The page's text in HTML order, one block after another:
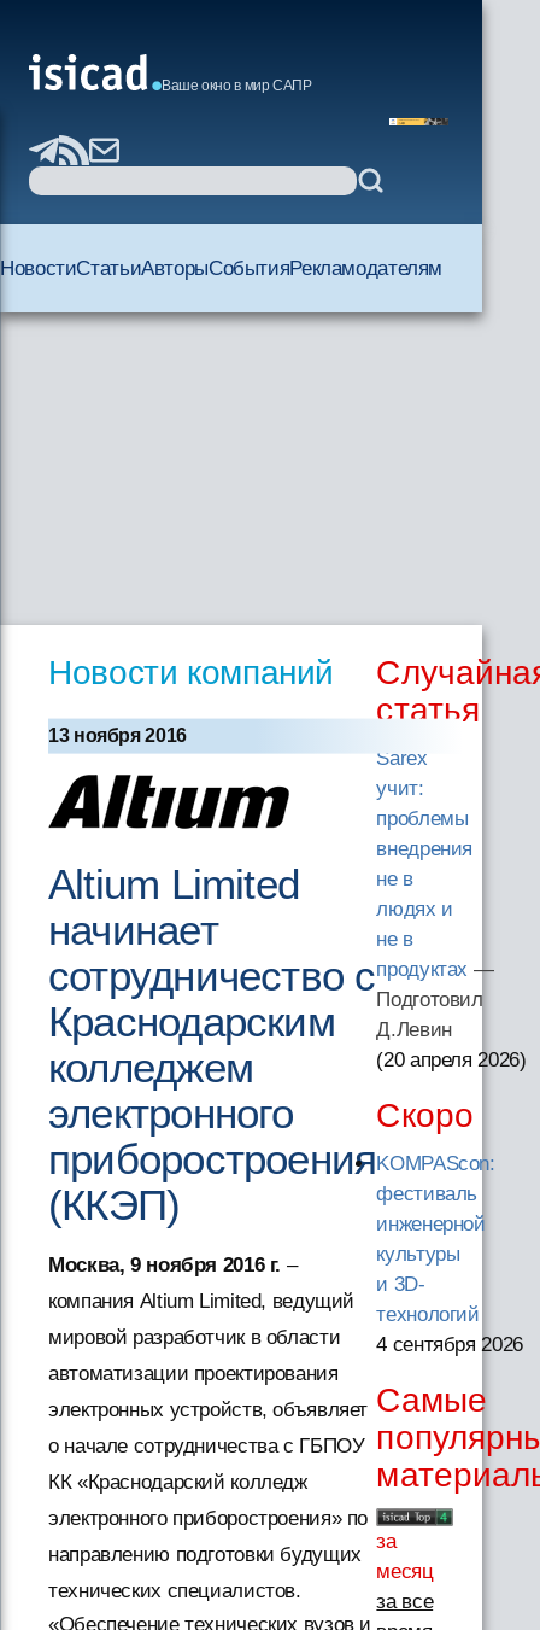
Ваше окно в мир САПР
НовостиСтатьиАвторыСобытияРекламодателям
Новости компаний
13 ноября 2016
Altium Limited
начинает
сотрудничество с
Краснодарским
колледжем
электронного
приборостроения
(ККЭП)
Москва, 9 ноября 2016 г. –
компания Altium Limited, ведущий
мировой разработчик в области
автоматизации проектирования
электронных устройств, объявляет
о начале сотрудничества с ГБПОУ
КК «Краснодарский колледж
электронного приборостроения» по
направлению подготовки будущих
технических специалистов.
«Обеспечение технических вузов и
статья
Sarex
учит:
проблемы
внедрения
не в
людях и
не в
продуктах —
Подготовил
Д.Левин
(20 апреля 2026)
Скоро
KOMPAScon:
фестиваль
инженерной
культуры
и 3D-
технологий
4 сентября 2026
Самые
за
месяц
за все